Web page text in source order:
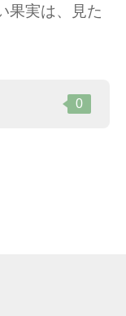
果実は、見た
0